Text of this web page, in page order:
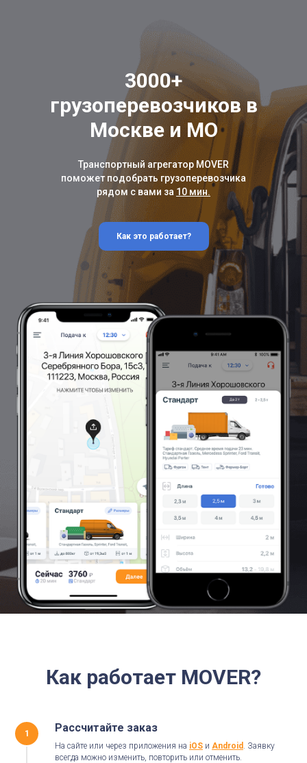
3000+
грузоперевозчиков в
Москве и МО
Транспортный агрегатор MOVER
поможет подобрать грузоперевозчика
рядом с вами за 10 мин.
Как это работает?
Как работает MOVER?
1 Рассчитайте заказ
На сайте или через приложения на iOS и Android . Заявку
всегда можно изменить, повторить или отменить.